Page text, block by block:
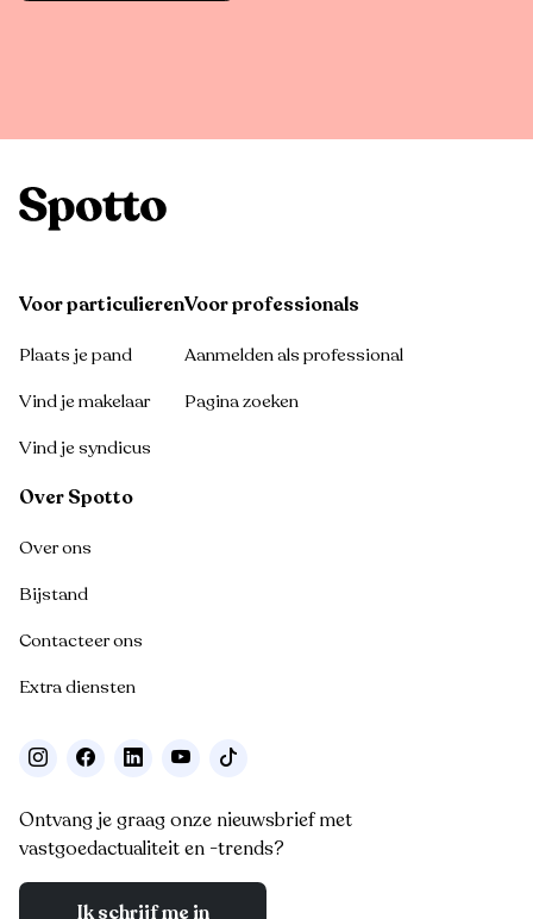
Voor particulieren
Plaats je pand
Vind je makelaar
Vind je syndicus
Voor professionals
Aanmelden als professional
Pagina zoeken
Over Spotto
Over ons
Bijstand
Contacteer ons
Extra diensten
Ontvang je graag onze nieuwsbrief met
vastgoedactualiteit en -trends?
Ik schrijf me in